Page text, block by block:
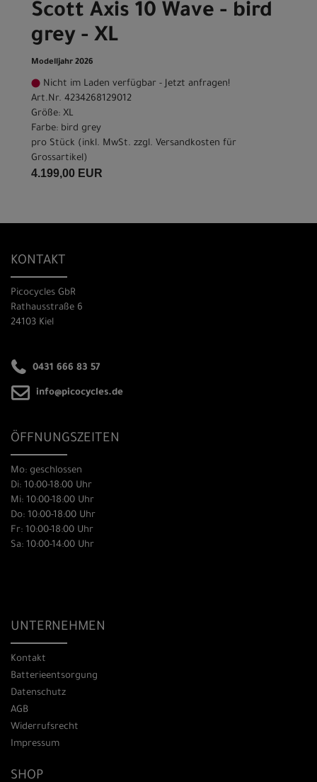
Scott Axis 10 Wave - bird
grey - XL
Modelljahr 2026
Nicht im Laden verfügbar - Jetzt anfragen!
Art.Nr. 4234268129012
Größe: XL
Farbe: bird grey
pro Stück (inkl. MwSt. zzgl. Versandkosten für
Grossartikel)
4.199,00 EUR
KONTAKT
Picocycles GbR
Rathausstraße 6
24103 Kiel
0431 666 83 57
info@picocycles.de
ÖFFNUNGSZEITEN
Mo: geschlossen
Di: 10:00-18:00 Uhr
Mi: 10:00-18:00 Uhr
Do: 10:00-18:00 Uhr
Fr: 10:00-18:00 Uhr
Sa: 10:00-14:00 Uhr
UNTERNEHMEN
Kontakt
Batterieentsorgung
Datenschutz
AGB
Widerrufsrecht
Impressum
SHOP